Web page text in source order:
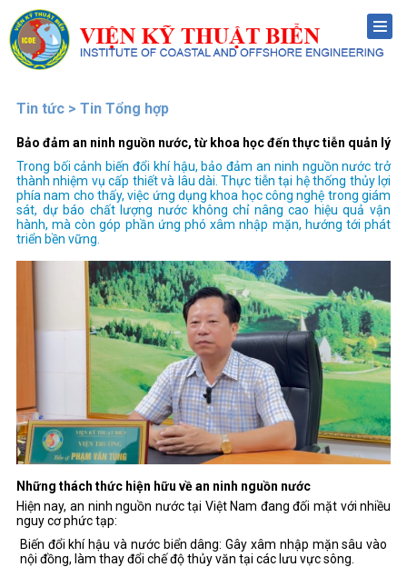
Menu
Tin tức > Tin Tổng hợp
Bảo đảm an ninh nguồn nước, từ khoa học đến thực tiễn quản lý
Trong bối cảnh biến đổi khí hậu, bảo đảm an ninh nguồn nước trở
thành nhiệm vụ cấp thiết và lâu dài. Thực tiễn tại hệ thống thủy lợi
phía nam cho thấy, việc ứng dụng khoa học công nghệ trong giám
sát, dự báo chất lượng nước không chỉ nâng cao hiệu quả vận
hành, mà còn góp phần ứng phó xâm nhập mặn, hướng tới phát
triển bền vững.
Những thách thức hiện hữu về an ninh nguồn nước
Hiện nay, an ninh nguồn nước tại Việt Nam đang đối mặt với nhiều
nguy cơ phức tạp:
Biến đổi khí hậu và nước biển dâng: Gây xâm nhập mặn sâu vào
nội đồng, làm thay đổi chế độ thủy văn tại các lưu vực sông.